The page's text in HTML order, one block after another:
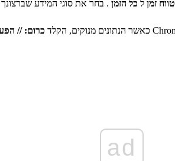
טווח זמן ל כל הזמן . בחר את סוגי המידע שברצונך
כאשר הנתונים מנוקים, הקלד כרום: //
ad